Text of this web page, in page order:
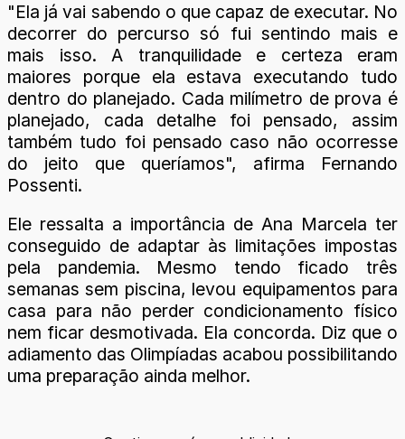
"Ela já vai sabendo o que capaz de executar. No
decorrer do percurso só fui sentindo mais e
mais isso. A tranquilidade e certeza eram
maiores porque ela estava executando tudo
dentro do planejado. Cada milímetro de prova é
planejado, cada detalhe foi pensado, assim
também tudo foi pensado caso não ocorresse
do jeito que queríamos", afirma Fernando
Possenti.
Ele ressalta a importância de Ana Marcela ter
conseguido de adaptar às limitações impostas
pela pandemia. Mesmo tendo ficado três
semanas sem piscina, levou equipamentos para
casa para não perder condicionamento físico
nem ficar desmotivada. Ela concorda. Diz que o
adiamento das Olimpíadas acabou possibilitando
uma preparação ainda melhor.